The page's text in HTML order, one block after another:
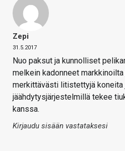
Zepi
31.5.2017
Nuo paksut ja kunnolliset
melkein kadonneet
merkittävästi litistettyjä koneita
jäähdytysjärjestelmillä tekee
kanssa.
Kirjaudu sisään vastataksesi